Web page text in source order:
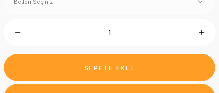
SEPETE EKLE